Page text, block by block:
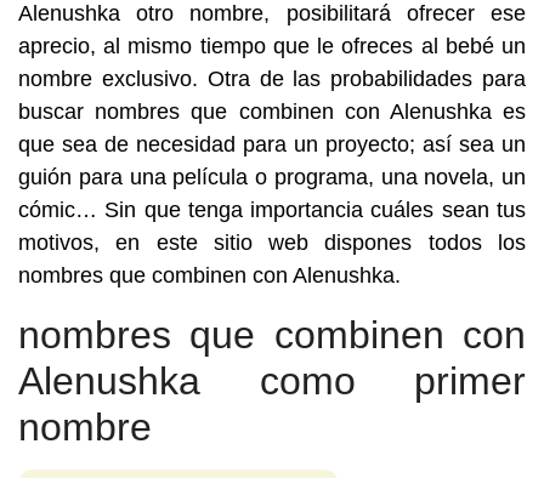
Alenushka otro nombre, posibilitará ofrecer ese
aprecio, al mismo tiempo que le ofreces al bebé un
nombre exclusivo. Otra de las probabilidades para
buscar nombres que combinen con Alenushka es
que sea de necesidad para un proyecto; así sea un
guión para una película o programa, una novela, un
cómic… Sin que tenga importancia cuáles sean tus
motivos, en este sitio web dispones todos los
nombres que combinen con Alenushka.
nombres que combinen con
Alenushka como primer
nombre